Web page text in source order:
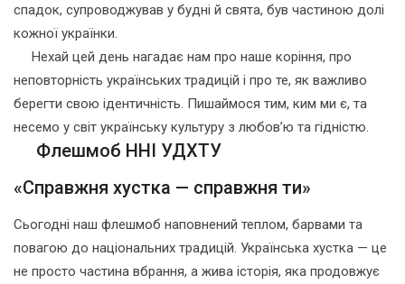
спадок, супроводжував у будні й свята, був частиною долі
кожної українки.
Нехай цей день нагадає нам про наше коріння, про
неповторність українських традицій і про те, як важливо
берегти свою ідентичність. Пишаймося тим, ким ми є, та
несемо у світ українську культуру з любов’ю та гідністю.
Флешмоб ННІ УДХТУ
«Справжня хустка — справжня ти»
Сьогодні наш флешмоб наповнений теплом, барвами та
повагою до національних традицій. Українська хустка — це
не просто частина вбрання, а жива історія, яка продовжує